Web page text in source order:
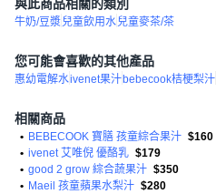
與此商品相關的類別
牛奶/豆漿兒童飲用水兒童麥茶/茶
您可能會喜歡的其他產品
惠幼電解水ivenet果汁bebecook桔梗梨汁
相關商品
• BEBECOOK 寶膳 孩童綜合果汁 $160
• ivenet 艾唯倪 優酪乳 $179
• good 2 grow 綜合蔬果汁 $350
• Maeil 孩童蘋果水梨汁 $280